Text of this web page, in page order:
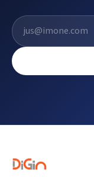
El. pašto adresas